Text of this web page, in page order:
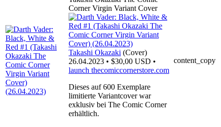
Corner Virgin Variant Cover
Takashi Okazaki (Cover)
26.04.2023 • $30,00 USD •
launch thecomiccornerstore.com
Dieses auf 600 Exemplare
limitierte Variantcover war
exklusiv bei The Comic Corner
erhältlich.
content_copy